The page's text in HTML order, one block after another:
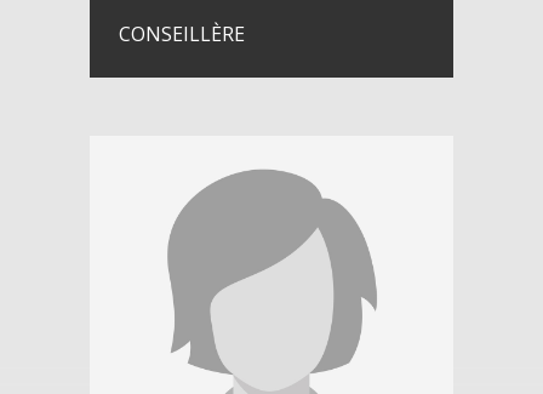
CONSEILLÈRE